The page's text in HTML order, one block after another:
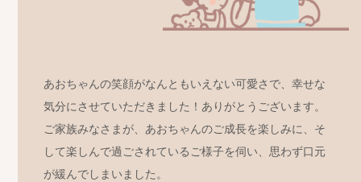
あおちゃんの笑顔がなんともいえない可愛さで、幸せな
気分にさせていただきました！ありがとうございます。
ご家族みなさまが、あおちゃんのご成長を楽しみに、そ
して楽しんで過ごされているご様子を伺い、思わず口元
が緩んでしまいました。